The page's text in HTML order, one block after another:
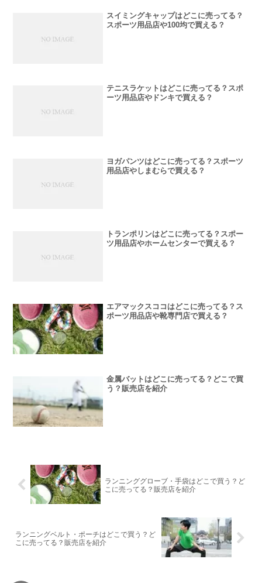
スイミングキャップはどこに売ってる？
スポーツ用品店や100均で買える？
テニスラケットはどこに売ってる？スポ
ーツ用品店やドンキで買える？
ヨガパンツはどこに売ってる？スポーツ
用品店やしまむらで買える？
トランポリンはどこに売ってる？スポー
ツ用品店やホームセンターで買える？
エアマックスココはどこに売ってる？ス
ポーツ用品店や靴専門店で買える？
金属バットはどこに売ってる？どこで買
う？販売店を紹介
ランニンググローブ・手袋はどこで買う？ど
こに売ってる？販売店を紹介
ランニングベルト・ポーチはどこで買う？ど
こに売ってる？販売店を紹介